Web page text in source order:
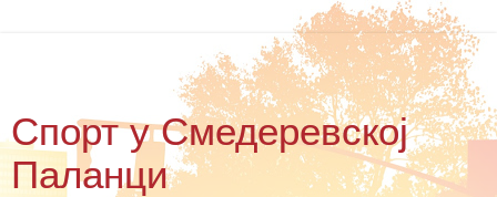
Спорт у Смедеревској
Паланци